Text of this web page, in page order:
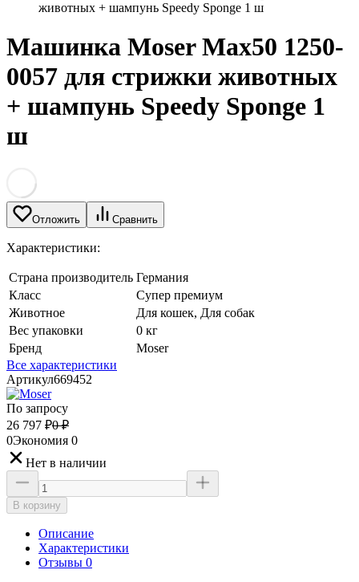
животных + шампунь Speedy Sponge 1 ш
Машинка Moser Max50 1250-
0057 для стрижки животных
+ шампунь Speedy Sponge 1
ш
Отложить Сравнить
Характеристики:
Страна производитель Германия
Класс
Супер премиум
Животное
Для кошек, Для собак
Вес упаковки
0 кг
Бренд
Moser
Все характеристики
Артикул669452
По запросу
26 797 ₽0 ₽
0Экономия 0
Нет в наличии
В корзину
Описание
Характеристики
Отзывы 0